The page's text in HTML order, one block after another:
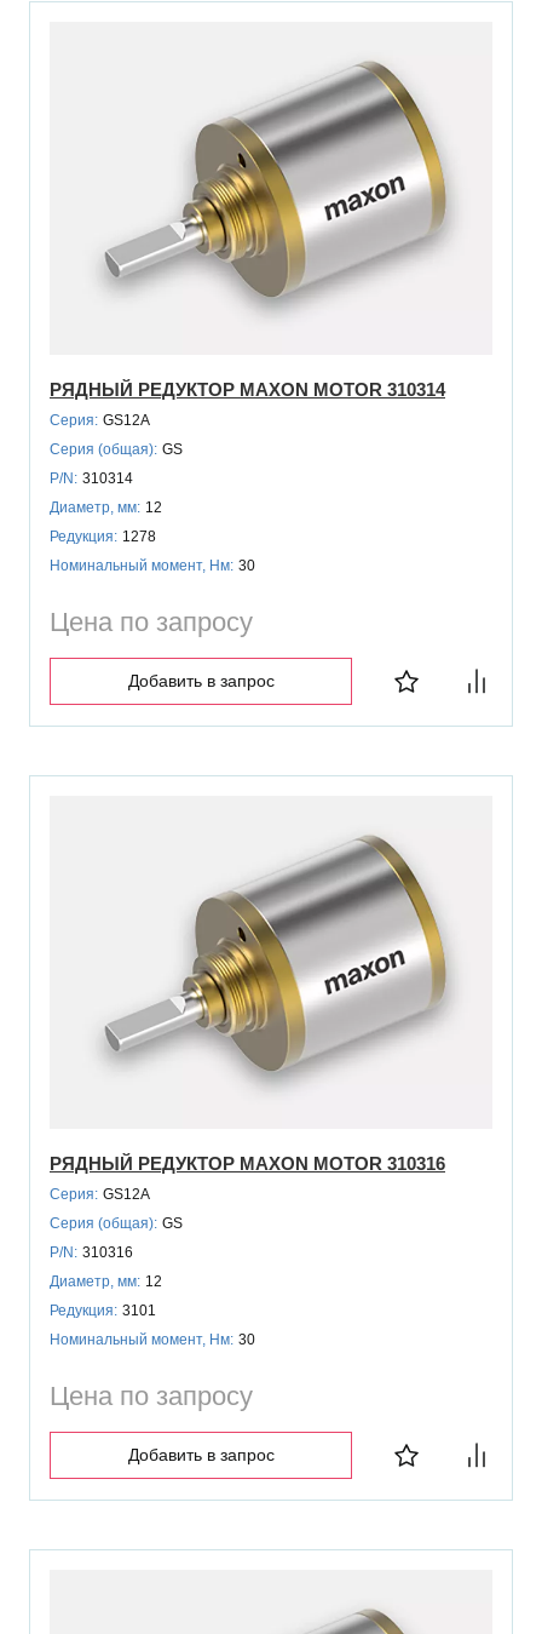
РЯДНЫЙ РЕДУКТОР MAXON MOTOR 310314
Серия: GS12A
Серия (общая): GS
P/N: 310314
Диаметр, мм: 12
Редукция: 1278
Номинальный момент, Нм: 30
Цена по запросу
Добавить в запрос
РЯДНЫЙ РЕДУКТОР MAXON MOTOR 310316
Серия: GS12A
Серия (общая): GS
P/N: 310316
Диаметр, мм: 12
Редукция: 3101
Номинальный момент, Нм: 30
Цена по запросу
Добавить в запрос